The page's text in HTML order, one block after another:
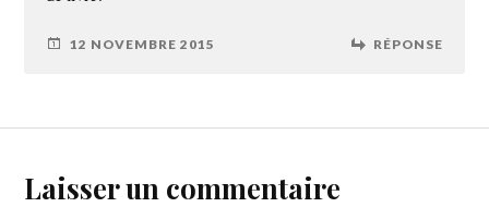
12 NOVEMBRE 2015 RÉPONSE
Laisser un commentaire